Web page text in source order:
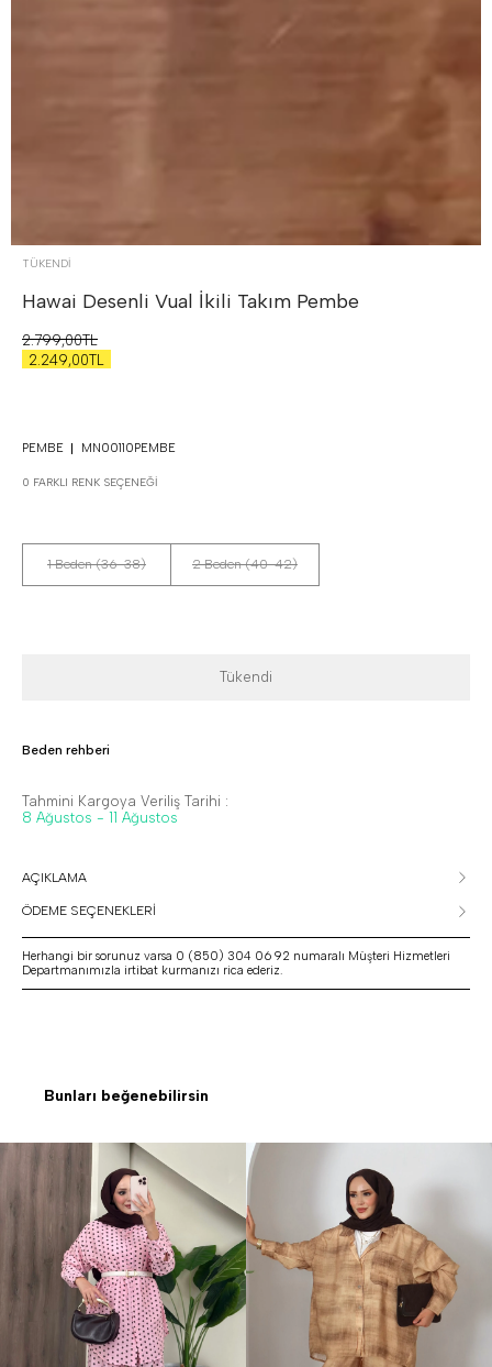
TÜKENDI
Hawai Desenli Vual İkili Takım Pembe
2.799,00TL
2.249,00TL
PEMBE MN00110PEMBE
0 FARKLI RENK SEÇENEĞI
1 Beden (36-38) 2 Beden (40-42)
Tükendi
Beden rehberi
Tahmini Kargoya Veriliş Tarihi :
8 Ağustos - 11 Ağustos
AÇIKLAMA
ÖDEME SEÇENEKLERİ
Herhangi bir sorunuz varsa 0 (850) 304 06 92 numaralı Müşteri Hizmetleri
Departmanımızla irtibat kurmanızı rica ederiz.
Bunları beğenebilirsin